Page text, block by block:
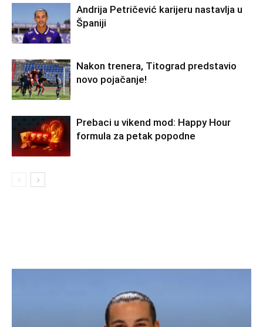
Andrija Petričević karijeru nastavlja u
Španiji
Nakon trenera, Titograd predstavio
novo pojačanje!
Prebaci u vikend mod: Happy Hour
formula za petak popodne